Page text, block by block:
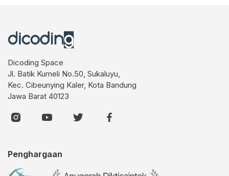
Dicoding Space
Jl. Batik Kumeli No.50, Sukaluyu,
Kec. Cibeunying Kaler, Kota Bandung
Jawa Barat 40123
Penghargaan